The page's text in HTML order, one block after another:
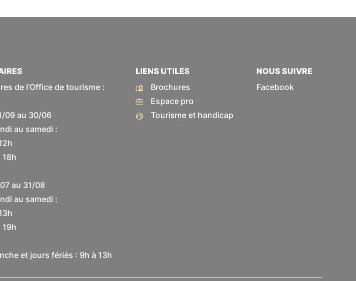
de l'Office de tourisme :
09 au 30/06
au samedi :
18h
au 31/08
au samedi :
19h
et jours fériés : 9h à 13h
LIENS UTILES
Brochures
Espace pro
Tourisme et handicap
NOUS SUIVRE
Facebook